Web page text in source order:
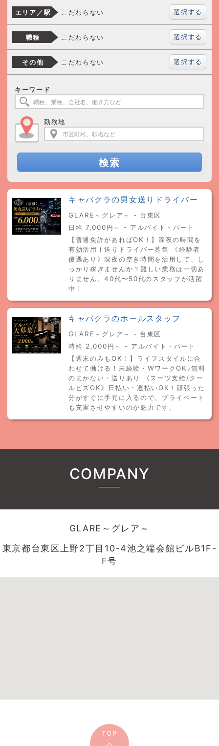
エリア／駅 こだわらない 選択する
職種 こだわらない 選択する
その他 こだわらない 選択する
キーワード
勤務地
検索
キャバクラの男女送りドライバー
GLARE～グレア～ - 台東区
日給 7,000円～ - アルバイト・パート
【普通免許があればOK！】深夜の時間を
有効活用！送りドライバー募集 《経験者
優遇あり》深夜の空き時間を活用して、し
っかり稼ぎませんか？難しい業務は一切あ
りません。40代〜50代のスタッフが活躍
中！
キャバクラのホールスタッフ
GLARE～グレア～ - 台東区
時給 2,000円～ - アルバイト・パート
【週末のみもOK！】ライフスタイルに合
わせて働ける！未経験・WワークOK♪無料
のまかない・送りあり 《スーツ支給/クー
ルビズOK》日払い・週払いOK！頑張った
分がすぐに手元に入るので、プライベート
も充実させやすいのが魅力です。
COMPANY
GLARE～グレア～
東京都台東区上野2丁目10-4池之端会館ビルB1F-
F号
TOP